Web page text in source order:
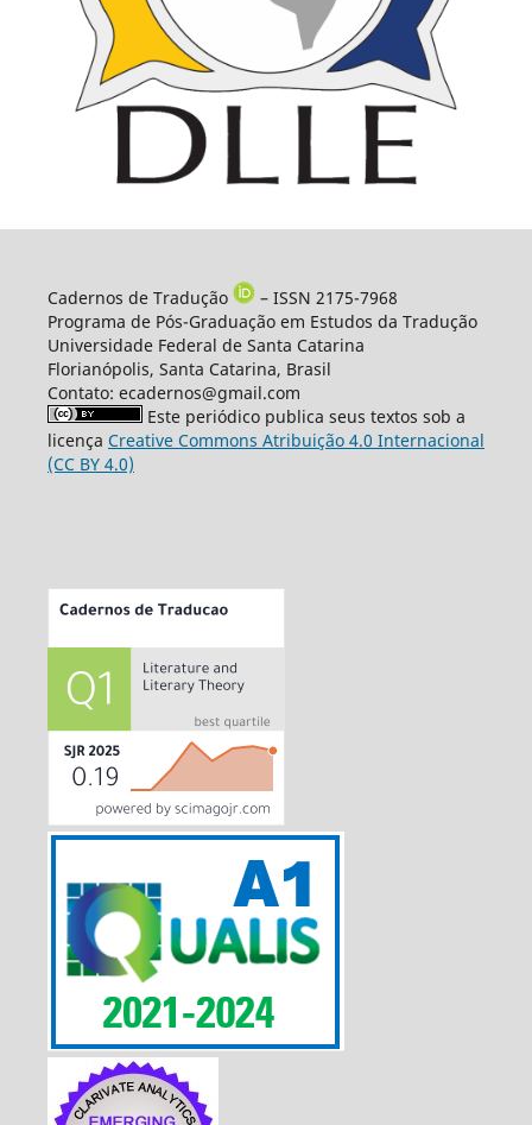
Cadernos de Tradução
– ISSN 2175-7968
Programa de Pós-Graduação em Estudos da Tradução
Universidade Federal de Santa Catarina
Florianópolis, Santa Catarina, Brasil
Contato: ecadernos@gmail.com
Este periódico publica seus textos sob a
licença Creative Commons Atribuição 4.0 Internacional
(CC BY 4.0)